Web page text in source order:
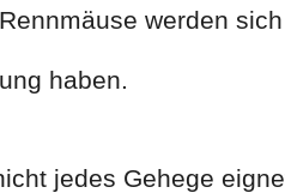
werden
haben.
jedes Gehege